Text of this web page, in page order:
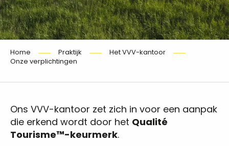
Home Praktijk
Het VVV-kantoor
Onze verplichtingen
Ons VVV-kantoor zet zich in voor een aanpak
die erkend wordt door het Qualité
Tourisme™-keurmerk.